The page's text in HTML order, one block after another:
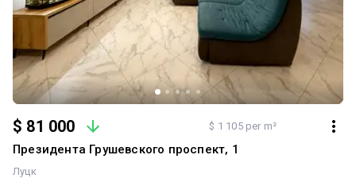
$ 81 000 $ 1 105 per m²
Президента Грушевского проспект, 1
Луцк